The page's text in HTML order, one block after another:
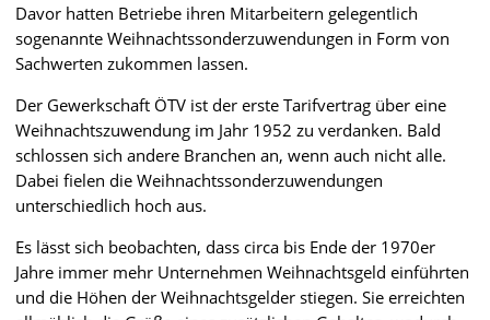
Davor hatten Betriebe ihren Mitarbeitern gelegentlich
sogenannte Weihnachtssonderzuwendungen in Form von
Sachwerten zukommen lassen.
Der Gewerkschaft ÖTV ist der erste Tarifvertrag über eine
Weihnachtszuwendung im Jahr 1952 zu verdanken. Bald
schlossen sich andere Branchen an, wenn auch nicht alle.
Dabei fielen die Weihnachtssonderzuwendungen
unterschiedlich hoch aus.
Es lässt sich beobachten, dass circa bis Ende der 1970er
Jahre immer mehr Unternehmen Weihnachtsgeld einführten
und die Höhen der Weihnachtsgelder stiegen. Sie erreichten